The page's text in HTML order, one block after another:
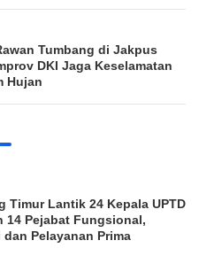
Tumbang di Jakpus
DKI Jaga Keselamatan
Hujan
Timur Lantik 24 Kepala UPTD
14 Pejabat Fungsional,
Pelayanan Prima